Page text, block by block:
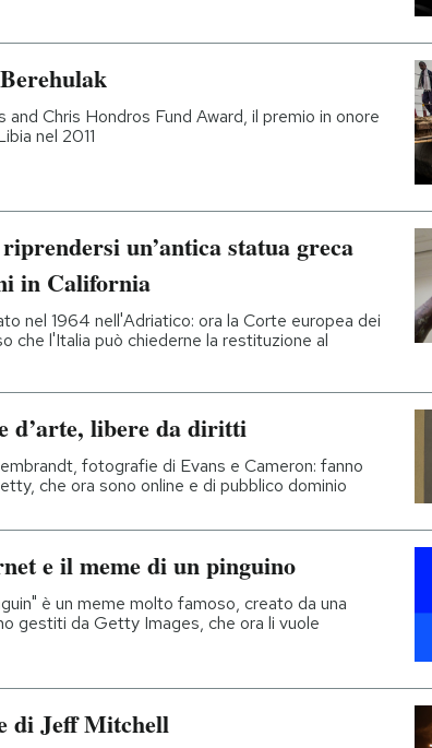
Chris Hondros Fund Award, il premio in onore
nel 2011
un’antica statua greca
in California
nel 1964 nell'Adriatico: ora la Corte europea dei
che l'Italia può chiederne la restituzione al
d’arte, libere da diritti
fotografie di Evans e Cameron: fanno
che ora sono online e di pubblico dominio
e il meme di un pinguino
è un meme molto famoso, creato da una
gestiti da Getty Images, che ora li vuole
di Jeff Mitchell